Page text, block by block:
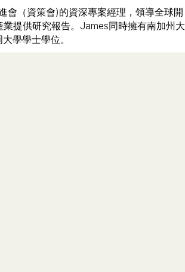
會（資策會)的資深專案經理，領導全球開
提供研究報告。James同時擁有南加州大
學學士學位。